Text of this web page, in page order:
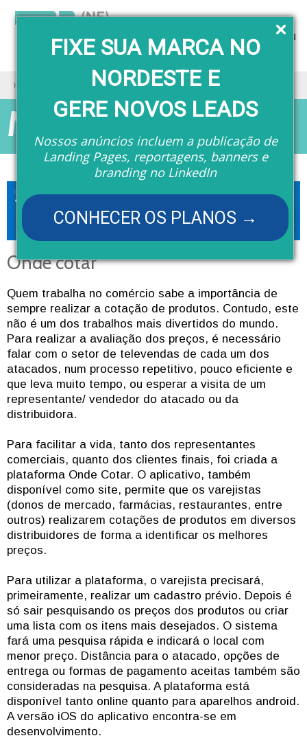
FIXE SUA MARCA NO
NORDESTE E
GERE NOVOS LEADS
Nossos anúncios incluem a publicação de
Landing Pages, reportagens, banners e
branding no LinkedIn
CONHECER OS PLANOS →
Menu
Home Onde cotar
Matérias
Onde cotar
Quem trabalha no comércio sabe a importância de
sempre realizar a cotação de produtos. Contudo, este
não é um dos trabalhos mais divertidos do mundo.
Para realizar a avaliação dos preços, é necessário
falar com o setor de televendas de cada um dos
atacados, num processo repetitivo, pouco eficiente e
que leva muito tempo, ou esperar a visita de um
representante/ vendedor do atacado ou da
distribuidora.
Para facilitar a vida, tanto dos representantes
comerciais, quanto dos clientes finais, foi criada a
plataforma Onde Cotar. O aplicativo, também
disponível como site, permite que os varejistas
(donos de mercado, farmácias, restaurantes, entre
outros) realizarem cotações de produtos em diversos
distribuidores de forma a identificar os melhores
preços.
Para utilizar a plataforma, o varejista precisará,
primeiramente, realizar um cadastro prévio. Depois é
só sair pesquisando os preços dos produtos ou criar
uma lista com os itens mais desejados. O sistema
fará uma pesquisa rápida e indicará o local com
menor preço. Distância para o atacado, opções de
entrega ou formas de pagamento aceitas também são
consideradas na pesquisa. A plataforma está
disponível tanto online quanto para aparelhos android.
A versão iOS do aplicativo encontra-se em
desenvolvimento.